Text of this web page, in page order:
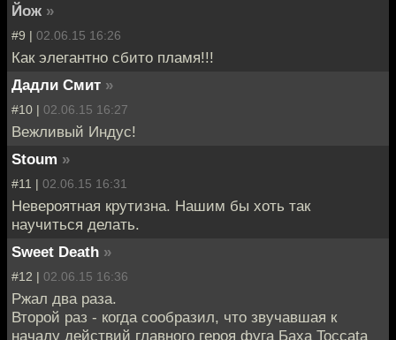
Йож »
#9 | 02.06.15 16:26
Как элегантно сбито пламя!!!
Дадли Смит »
#10 | 02.06.15 16:27
Вежливый Индус!
Stoum »
#11 | 02.06.15 16:31
Невероятная крутизна. Нашим бы хоть так
научиться делать.
Sweet Death »
#12 | 02.06.15 16:36
Ржал два раза.
Второй раз - когда сообразил, что звучавшая к
началу действий главного героя фуга Баха Toccata